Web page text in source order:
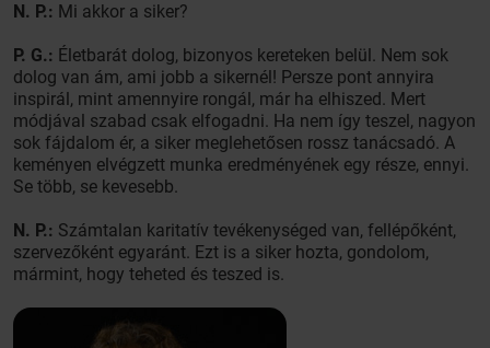
N. P.: Mi akkor a siker?
P. G.: Életbarát dolog, bizonyos kereteken belül. Nem sok
dolog van ám, ami jobb a sikernél! Persze pont annyira
inspirál, mint amennyire rongál, már ha elhiszed. Mert
módjával szabad csak elfogadni. Ha nem így teszel, nagyon
sok fájdalom ér, a siker meglehetősen rossz tanácsadó. A
keményen elvégzett munka eredményének egy része, ennyi.
Se több, se kevesebb.
N. P.: Számtalan karitatív tevékenységed van, fellépőként,
szervezőként egyaránt. Ezt is a siker hozta, gondolom,
mármint, hogy teheted és teszed is.